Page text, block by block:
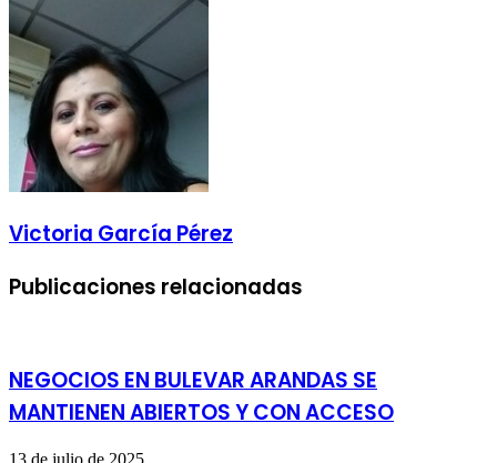
electrónico
Victoria García Pérez
Publicaciones relacionadas
NEGOCIOS EN BULEVAR ARANDAS SE
MANTIENEN ABIERTOS Y CON ACCESO
13 de julio de 2025